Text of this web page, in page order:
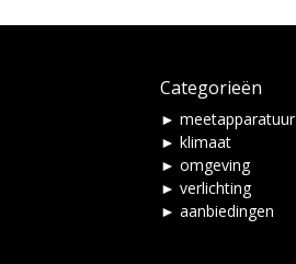
Categorieën
► meetapparatuur
► klimaat
► omgeving
► verlichting
► aanbiedingen